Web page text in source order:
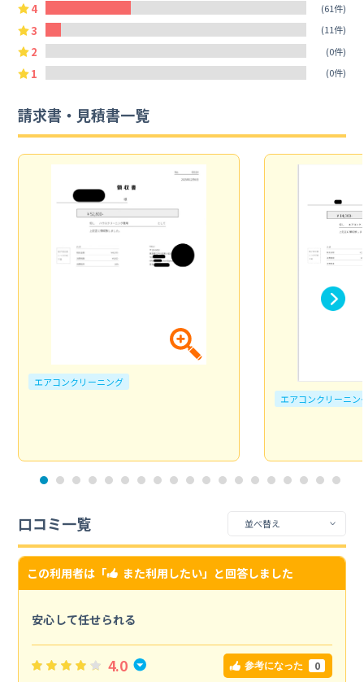
4 (61件)
3 (11件)
2 (0件)
1 (0件)
請求書・見積書一覧
エアコンクリーニング
エアコンクリーニン
口コミ一覧
この利用者は「 また利用したい」と回答しました
安心して任せられる
4.0 参考になった 0